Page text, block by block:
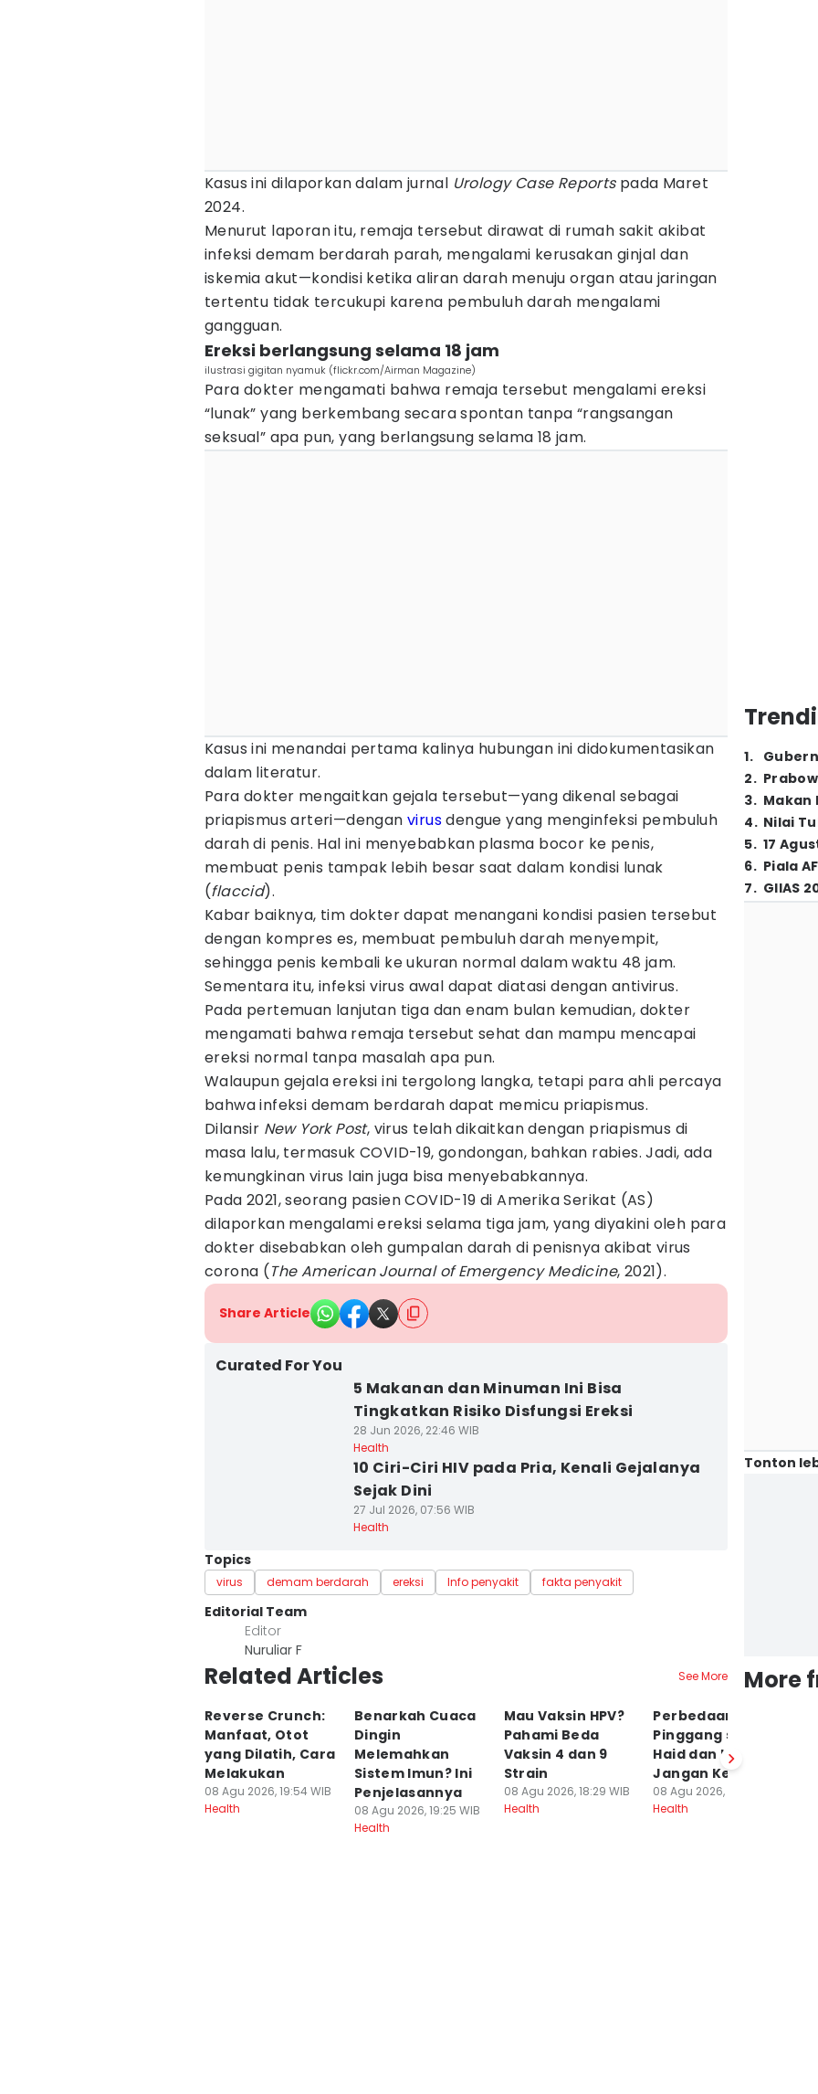
Kasus ini dilaporkan dalam jurnal Urology Case Reportspada Maret
2024.
Menurut laporan itu, remaja tersebut dirawat di rumah sakit akibat
infeksi demam berdarah parah, mengalami kerusakan ginjal dan
iskemia akut—kondisi ketika aliran darah menuju organ atau jaringan
tertentu tidak tercukupi karena pembuluh darah mengalami
gangguan.
Ereksi berlangsung selama 18 jam
ilustrasi gigitan nyamuk (flickr.com/Airman Magazine)
Para dokter mengamati bahwa remaja tersebut mengalami ereksi
“lunak” yang berkembang secara spontan tanpa “rangsangan
seksual” apa pun, yang berlangsung selama 18 jam.
Kasus ini menandai pertama kalinya hubungan ini didokumentasikan
dalam literatur.
Para dokter mengaitkan gejala tersebut—yang dikenal sebagai
priapismus arteri—dengan virusdengue yang menginfeksi pembuluh
darah di penis. Hal ini menyebabkan plasma bocor ke penis,
membuat penis tampak lebih besar saat dalam kondisi lunak
(flaccid).
Kabar baiknya, tim dokter dapat menangani kondisi pasien tersebut
dengan kompres es, membuat pembuluh darah menyempit,
sehingga penis kembali ke ukuran normal dalam waktu 48 jam.
Sementara itu, infeksi virus awal dapat diatasi dengan antivirus.
Pada pertemuan lanjutan tiga dan enam bulan kemudian, dokter
mengamati bahwa remaja tersebut sehat dan mampu mencapai
ereksi normal tanpa masalah apa pun.
Walaupun gejala ereksi ini tergolong langka, tetapi para ahli percaya
bahwa infeksi demam berdarah dapat memicu priapismus.
Dilansir New York Post, virus telah dikaitkan dengan priapismus di
masa lalu, termasuk COVID-19, gondongan, bahkan rabies. Jadi, ada
kemungkinan virus lain juga bisa menyebabkannya.
Pada 2021, seorang pasien COVID-19 di Amerika Serikat (AS)
dilaporkan mengalami ereksi selama tiga jam, yang diyakini oleh para
dokter disebabkan oleh gumpalan darah di penisnya akibat virus
corona (The American Journal of Emergency Medicine, 2021).
Share Article
Curated For You
5 Makanan dan Minuman Ini Bisa
Tingkatkan Risiko Disfungsi Ereksi
28 Jun 2026, 22:46 WIB
Health
10 Ciri-Ciri HIV pada Pria, Kenali Gejalanya
Sejak Dini
27 Jul 2026, 07:56 WIB
Health
Topics
virus demam berdarah ereksi Info penyakit fakta penyakit
Editorial Team
Editor
Nuruliar F
Related Articles See More
Reverse Crunch:
Manfaat, Otot
yang Dilatih, Cara
Melakukan
08 Agu 2026, 19:54 WIB
Health
Benarkah Cuaca
Dingin
Melemahkan
Sistem Imun? Ini
Penjelasannya
08 Agu 2026, 19:25 WIB
Health
Mau Vaksin HPV?
Pahami Beda
Vaksin 4 dan 9
Strain
08 Agu 2026, 18:29 WIB
Health
Perbedaan Sakit
Pinggang saat
Haid dan Hamil,
Jangan Keliru!
08 Agu 2026, 18:24 WIB
Health
1.
2.
3. Makan
4. Nilai
5. 17
6. Piala
7. GIIAS
Tonton
More